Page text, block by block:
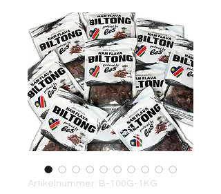
Artikelnummer: B-100G-1KG